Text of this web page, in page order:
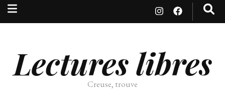
Lectures libres
Creuse, trouve